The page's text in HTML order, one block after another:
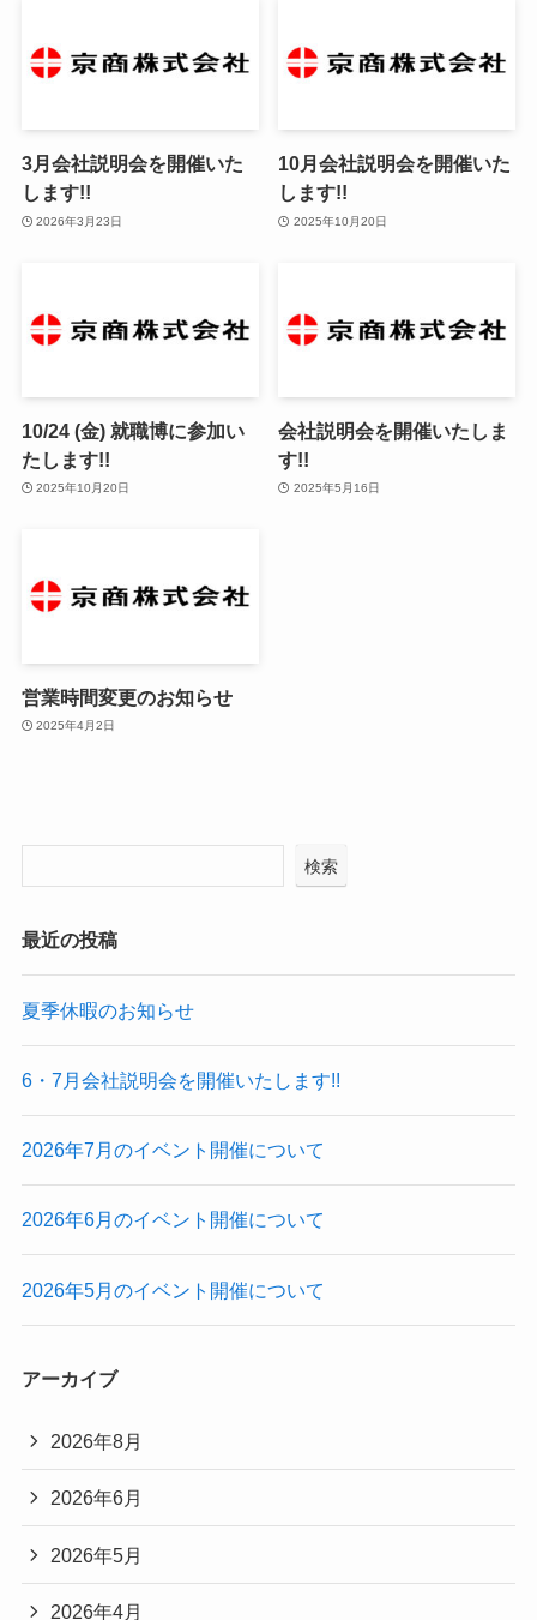
3月会社説明会を開催いた
します!!
2026年3月23日
10月会社説明会を開催いた
します!!
2025年10月20日
10/24 (金) 就職博に参加い
たします!!
2025年10月20日
会社説明会を開催いたしま
す!!
2025年5月16日
営業時間変更のお知らせ
2025年4月2日
検索
最近の投稿
夏季休暇のお知らせ
6・7月会社説明会を開催いたします!!
2026年7月のイベント開催について
2026年6月のイベント開催について
2026年5月のイベント開催について
アーカイブ
2026年8月
2026年6月
2026年5月
2026年4月